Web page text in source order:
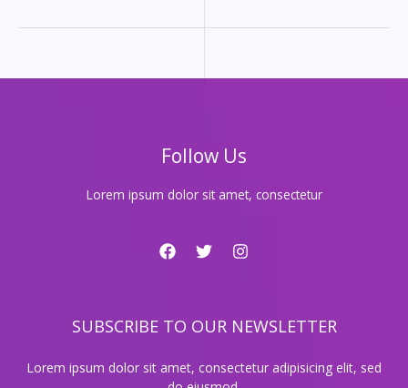
래
요!
Follow Us
Lorem ipsum dolor sit amet, consectetur
SUBSCRIBE TO OUR NEWSLETTER
Lorem ipsum dolor sit amet, consectetur adipisicing elit, sed